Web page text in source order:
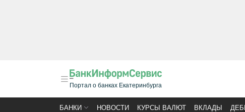
Портал о банках Екатеринбурга
БАНКИ НОВОСТИ КУРСЫ ВАЛЮТ ВКЛАДЫ